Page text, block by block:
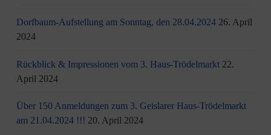
Dorfbaum-Aufstellung am Sonntag, den 28.04.2024 26. April
2024
Rückblick & Impressionen vom 3. Haus-Trödelmarkt 22.
April 2024
Über 150 Anmeldungen zum 3. Geislarer Haus-Trödelmarkt
am 21.04.2024 !!! 20. April 2024